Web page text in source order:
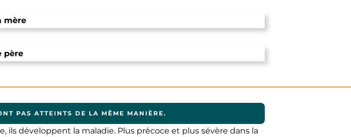
mère
père
PAS ATTEINTS DE LA MÊME MANIÈRE.
ils développent la maladie. Plus précoce et plus sévère dans la